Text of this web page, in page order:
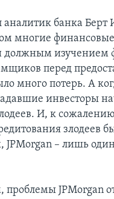
аналитик банка Берт
многие
должным изучением
перед
много потерь. А
инвесторы
И, к
злодеев
JPMorgan – лишь
проблемы JPMorgan